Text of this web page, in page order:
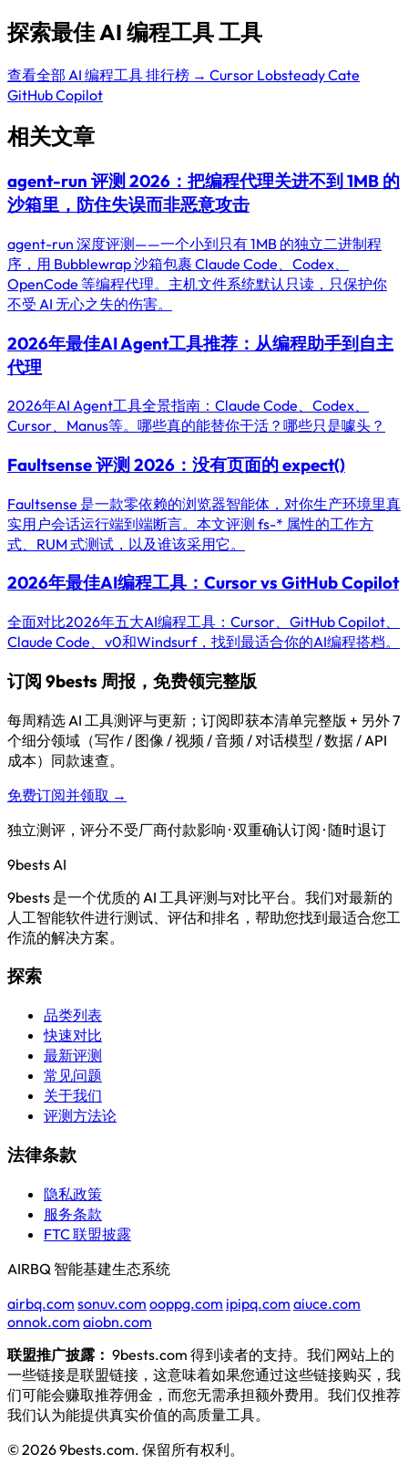
探索最佳 AI 编程工具 工具
查看全部 AI 编程工具 排行榜 → Cursor LobsteadyCate
GitHub Copilot
相关文章
agent-run 评测 2026：把编程代理关进不到 1MB 的
沙箱里，防住失误而非恶意攻击
agent-run 深度评测——一个小到只有 1MB 的独立二进制程
序，用 Bubblewrap 沙箱包裹 Claude Code、Codex、
OpenCode 等编程代理。主机文件系统默认只读，只保护你
不受 AI 无心之失的伤害。
2026年最佳AI Agent工具推荐：从编程助手到自主
代理
2026年AI Agent工具全景指南：Claude Code、Codex、
Cursor、Manus等。哪些真的能替你干活？哪些只是噱头？
Faultsense 评测 2026：没有页面的 expect()
Faultsense 是一款零依赖的浏览器智能体，对你生产环境里真
实用户会话运行端到端断言。本文评测 fs-* 属性的工作方
式、RUM 式测试，以及谁该采用它。
2026年最佳AI编程工具：Cursor vs GitHub Copilot
全面对比2026年五大AI编程工具：Cursor、GitHub Copilot、
Claude Code、v0和Windsurf，找到最适合你的AI编程搭档。
订阅 9bests 周报，免费领完整版
每周精选 AI 工具测评与更新；订阅即获本清单完整版 + 另外 7
个细分领域（写作 / 图像 / 视频 / 音频 / 对话模型 / 数据 / API
成本）同款速查。
免费订阅并领取 →
独立测评，评分不受厂商付款影响 · 双重确认订阅 · 随时退订
9bests AI
9bests 是一个优质的 AI 工具评测与对比平台。我们对最新的
人工智能软件进行测试、评估和排名，帮助您找到最适合您工
作流的解决方案。
探索
品类列表
快速对比
最新评测
常见问题
关于我们
评测方法论
法律条款
隐私政策
服务条款
FTC 联盟披露
AIRBQ 智能基建生态系统
airbq.com sonuv.com ooppg.com ipipq.com aiuce.com
onnok.com aiobn.com
联盟推广披露： 9bests.com 得到读者的支持。我们网站上的
一些链接是联盟链接，这意味着如果您通过这些链接购买，我
们可能会赚取推荐佣金，而您无需承担额外费用。我们仅推荐
我们认为能提供真实价值的高质量工具。
© 2026 9bests.com. 保留所有权利。